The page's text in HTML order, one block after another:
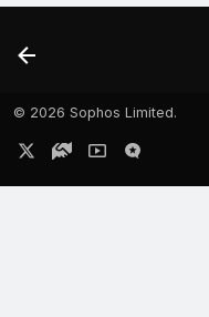
© 2026 Sophos Limited.